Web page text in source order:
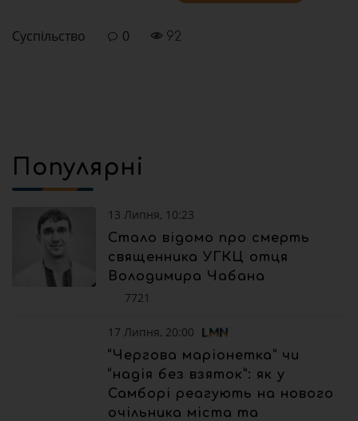
Суспільство 0 92
Популярні
13 Липня, 10:23
Стало відомо про смерть
священника УГКЦ отця
Володимира Чабана
7721
17 Липня, 20:00
“Чергова маріонетка” чи
“надія без взяток”: як у
Самборі реагують на нового
очільника міста та